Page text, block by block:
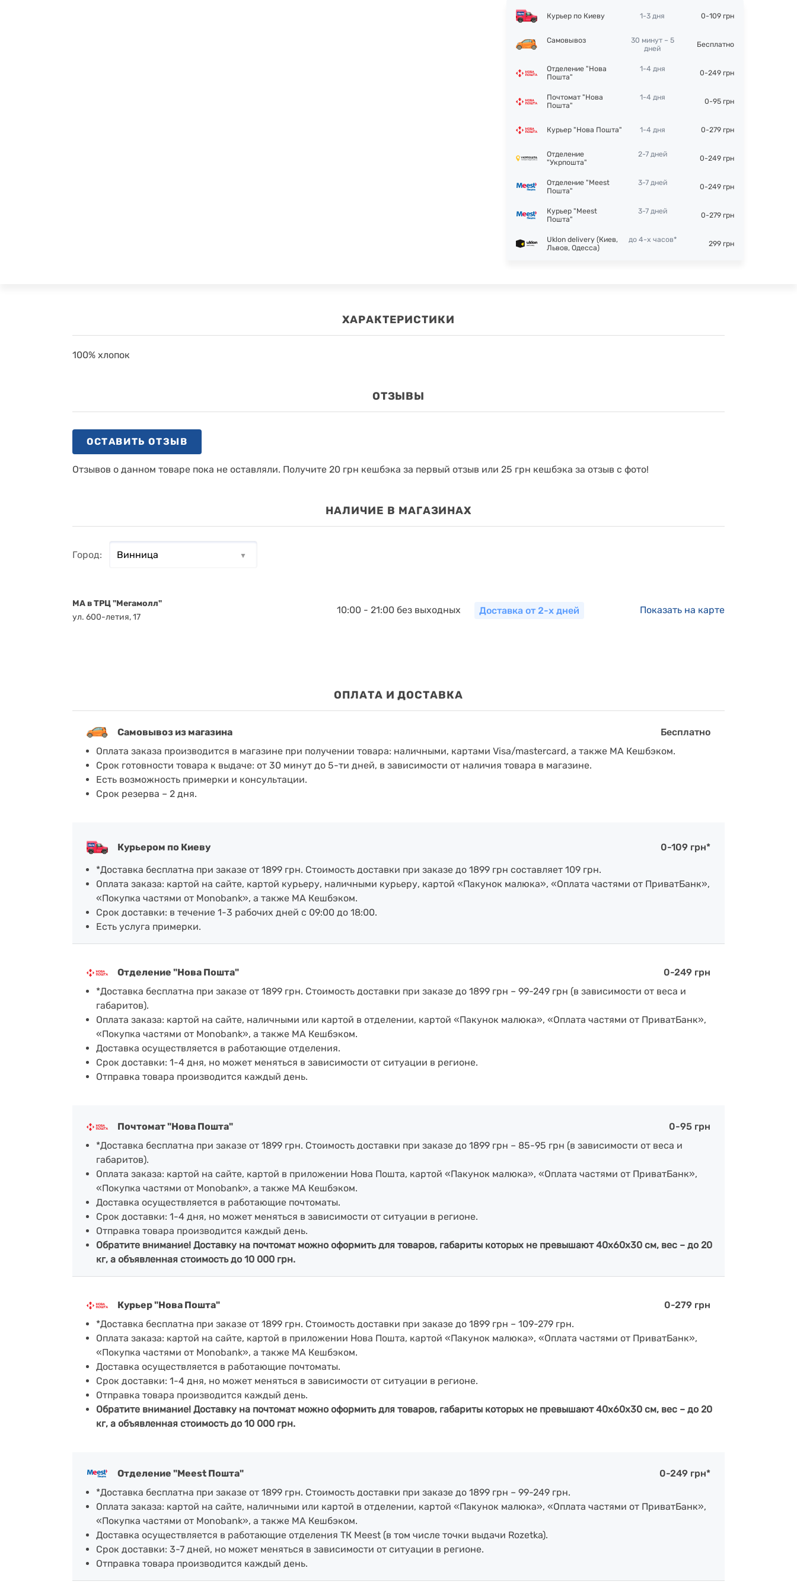
Курьер по Киеву 1-3 дня 0-109 грн
Самовывоз
30 минут – 5
дней
Бесплатно
Отделение "Нова
Пошта"
1-4 дня 0-249 грн
Почтомат "Нова
Пошта"
1-4 дня 0-95 грн
Курьер "Нова Пошта" 1-4 дня 0-279 грн
Отделение
"Укрпошта"
2-7 дней 0-249 грн
Отделение "Meest
Пошта"
3-7 дней 0-249 грн
Курьер "Meest
Пошта"
3-7 дней 0-279 грн
Uklon delivery (Киев,
Львов, Одесса)
до 4-х часов* 299 грн
ХАРАКТЕРИСТИКИ
100% хлопок
ОТЗЫВЫ
ОСТАВИТЬ ОТЗЫВ
Отзывов о данном товаре пока не оставляли. Получите 20 грн кешбэка за первый отзыв или 25 грн кешбэка за отзыв с фото!
НАЛИЧИЕ В МАГАЗИНАХ
Город:
MA в ТРЦ "Мегамолл"
ул. 600-летия, 17
10:00 - 21:00 без выходных Доставка от 2-х дней Показать на карте
ОПЛАТА И ДОСТАВКА
Самовывоз из магазина
Бесплатно
Оплата заказа производится в магазине при получении товара: наличными, картами Visa/mastercard, а также МА Кешбэком.
Срок готовности товара к выдаче: от 30 минут до 5-ти дней, в зависимости от наличия товара в магазине.
Есть возможность примерки и консультации.
Срок резерва – 2 дня.
Курьером по Киеву
0-109 грн*
*Доставка бесплатна при заказе от 1899 грн. Стоимость доставки при заказе до 1899 грн составляет 109 грн.
Оплата заказа: картой на сайте, картой курьеру, наличными курьеру, картой «Пакунок малюка», «Оплата частями от ПриватБанк»,
«Покупка частями от Monobank», а также МА Кешбэком.
Срок доставки: в течение 1-3 рабочих дней с 09:00 до 18:00.
Есть услуга примерки.
Отделение "Нова Пошта"
0-249 грн
*Доставка бесплатна при заказе от 1899 грн. Стоимость доставки при заказе до 1899 грн – 99-249 грн (в зависимости от веса и
габаритов).
Оплата заказа: картой на сайте, наличными или картой в отделении, картой «Пакунок малюка», «Оплата частями от ПриватБанк»,
«Покупка частями от Monobank», а также МА Кешбэком.
Доставка осуществляется в работающие отделения.
Срок доставки: 1-4 дня, но может меняться в зависимости от ситуации в регионе.
Отправка товара производится каждый день.
Почтомат "Нова Пошта"
0-95 грн
*Доставка бесплатна при заказе от 1899 грн. Стоимость доставки при заказе до 1899 грн – 85-95 грн (в зависимости от веса и
габаритов).
Оплата заказа: картой на сайте, картой в приложении Нова Пошта, картой «Пакунок малюка», «Оплата частями от ПриватБанк»,
«Покупка частями от Monobank», а также МА Кешбэком.
Доставка осуществляется в работающие почтоматы.
Срок доставки: 1-4 дня, но может меняться в зависимости от ситуации в регионе.
Отправка товара производится каждый день.
Обратите внимание! Доставку на почтомат можно оформить для товаров, габариты которых не превышают 40х60х30 см, вес – до 20
кг, а объявленная стоимость до 10 000 грн.
Курьер "Нова Пошта"
0-279 грн
*Доставка бесплатна при заказе от 1899 грн. Стоимость доставки при заказе до 1899 грн – 109-279 грн.
Оплата заказа: картой на сайте, картой в приложении Нова Пошта, картой «Пакунок малюка», «Оплата частями от ПриватБанк»,
«Покупка частями от Monobank», а также МА Кешбэком.
Доставка осуществляется в работающие почтоматы.
Срок доставки: 1-4 дня, но может меняться в зависимости от ситуации в регионе.
Отправка товара производится каждый день.
Обратите внимание! Доставку на почтомат можно оформить для товаров, габариты которых не превышают 40х60х30 см, вес – до 20
кг, а объявленная стоимость до 10 000 грн.
Отделение "Meest Пошта"
0-249 грн*
*Доставка бесплатна при заказе от 1899 грн. Стоимость доставки при заказе до 1899 грн – 99-249 грн.
Оплата заказа: картой на сайте, наличными или картой в отделении, картой «Пакунок малюка», «Оплата частями от ПриватБанк»,
«Покупка частями от Monobank», а также МА Кешбэком.
Доставка осуществляется в работающие отделения ТК Meest (в том числе точки выдачи Rozetka).
Срок доставки: 3-7 дней, но может меняться в зависимости от ситуации в регионе.
Отправка товара производится каждый день.